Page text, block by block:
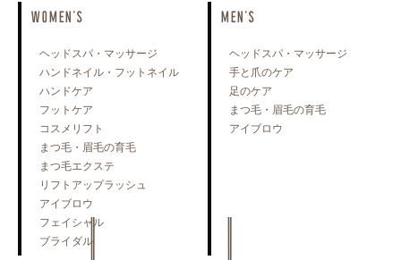
WOMEN'S
ヘッドスパ・マッサージ
ハンドネイル・フットネイル
ハンドケア
フットケア
コスメリフト
まつ毛・眉毛の育毛
まつ毛エクステ
リフトアップラッシュ
アイブロウ
フェイシャル
ブライダル
MEN'S
ヘッドスパ・マッサージ
手と爪のケア
足のケア
まつ毛・眉毛の育毛
アイブロウ